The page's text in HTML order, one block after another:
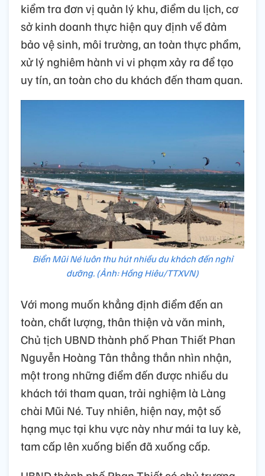
kiểm tra đơn vị quản lý khu, điểm du lịch, cơ
sở kinh doanh thực hiện quy định về đảm
bảo vệ sinh, môi trường, an toàn thực phẩm,
xử lý nghiêm hành vi vi phạm xảy ra để tạo
uy tín, an toàn cho du khách đến tham quan.
Biển Mũi Né luôn thu hút nhiều du khách đến nghỉ
dưỡng. (Ảnh: Hồng Hiêu/TTXVN)
Với mong muốn khẳng định điểm đến an
toàn, chất lượng, thân thiện và văn minh,
Chủ tịch UBND thành phố Phan Thiết Phan
Nguyễn Hoàng Tân thẳng thắn nhìn nhận,
một trong những điểm đến được nhiều du
khách tới tham quan, trải nghiệm là Làng
chài Mũi Né. Tuy nhiên, hiện nay, một số
hạng mục tại khu vực này như mái ta luy kè,
tam cấp lên xuống biển đã xuống cấp.